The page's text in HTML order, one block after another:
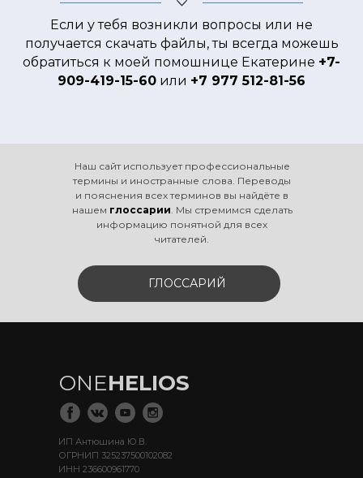
Если у тебя возникли вопросы или не
получается скачать файлы, ты всегда можешь
обратиться к моей помошнице Екатерине +7-
909-419-15-60 или +7 977 512-81-56
Наш сайт использует профессиональные
термины и иностранные слова. Переводы
и пояснения всех терминов вы найдёте в
нашем глоссарии. Мы стремимся сделать
информацию понятной для всех
читателей.
ГЛОССАРИЙ
ИП Антюшина Ю.В.
ОГРНИП 325237500102082
ИНН 236600961770
ONEHELIOS